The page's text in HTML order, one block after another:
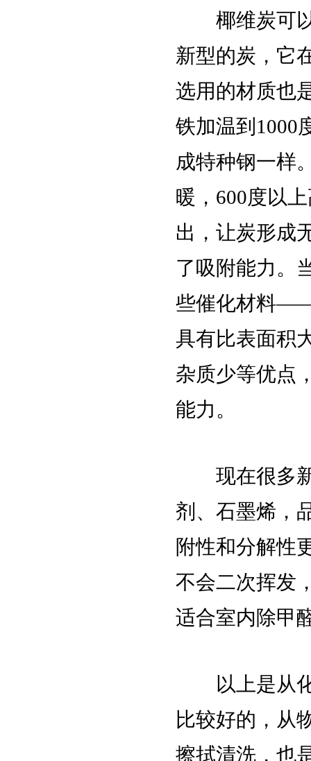
椰维炭可以
新型的炭，它
选用的材质也
铁加温到1000
成特种钢一样
暖，600度以
出，让炭形成
了吸附能力。
些催化材料——
具有比表面积
杂质少等优点
能力。
现在很多新
剂、石墨烯，
附性和分解性
不会二次挥发
适合室内除甲
以上是从化
比较好的，从
擦拭清洗，也